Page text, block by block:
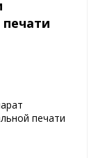
печати